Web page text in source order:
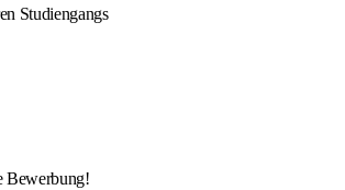
Studiengangs
Bewerbung!